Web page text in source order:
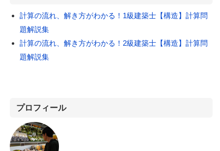
計算の流れ、解き方がわかる！1級建築士【構造】計算問
題解説集
計算の流れ、解き方がわかる！2級建築士【構造】計算問
題解説集
プロフィール